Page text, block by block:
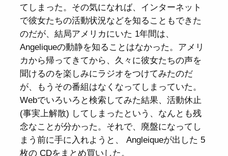
てしまった。その気になれば、インターネット
で彼女たちの活動状況などを知ることもできた
のだが、結局アメリカにいた 1年間は、
Angeliqueの動静を知ることはなかった。アメリ
カから帰ってきてから、久々に彼女たちの声を
聞けるのを楽しみにラジオをつけてみたのだ
が、もうその番組はなくなってしまっていた。
Webでいろいろと検索してみた結果、活動休止
(事実上解散) してしまったという、なんとも残
念なことが分かった。それで、廃盤になってし
まう前に手に入れようと、 Angleiqueが出した 5
枚の CDをまとめ買いした。